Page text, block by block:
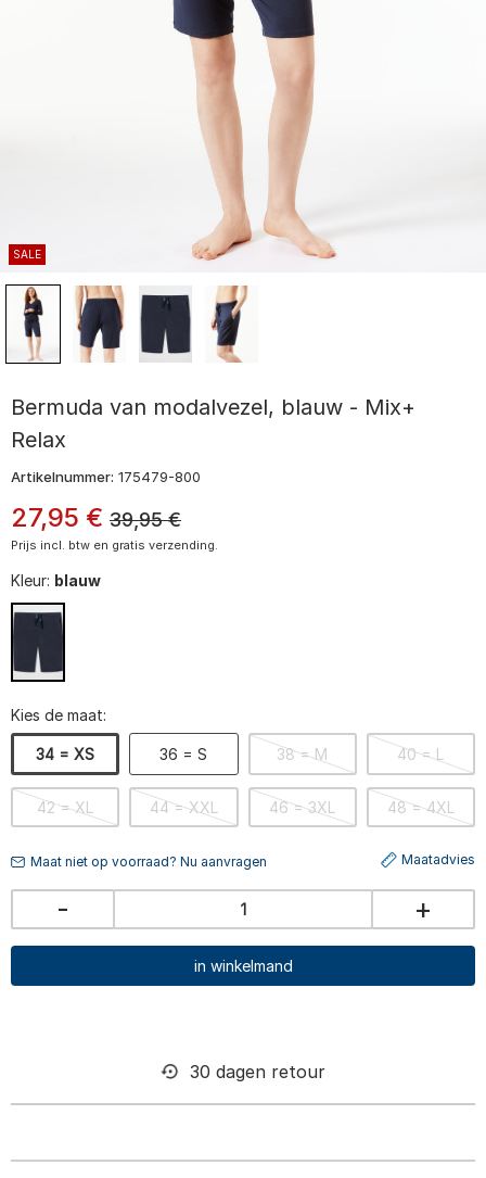
SALE
Bermuda van modalvezel, blauw - Mix+
Relax
Artikelnummer: 175479-800
27,95 € 39,95 €
Prijs incl. btw en gratis verzending.
Kleur: blauw
Kies de maat:
34 = XS 36 = S 38 = M 40 = L
42 = XL 44 = XXL 46 = 3XL 48 = 4XL
Maat niet op voorraad? Nu aanvragen Maatadvies
- +
in winkelmand
30 dagen retour